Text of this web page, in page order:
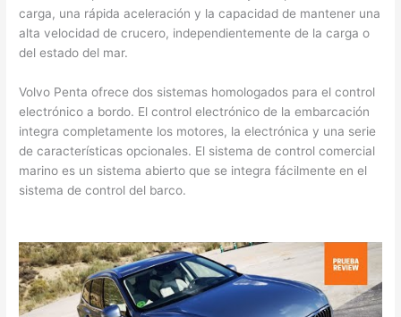
carga, una rápida aceleración y la capacidad de mantener una
alta velocidad de crucero, independientemente de la carga o
del estado del mar.
Volvo Penta ofrece dos sistemas homologados para el control
electrónico a bordo. El control electrónico de la embarcación
integra completamente los motores, la electrónica y una serie
de características opcionales. El sistema de control comercial
marino es un sistema abierto que se integra fácilmente en el
sistema de control del barco.